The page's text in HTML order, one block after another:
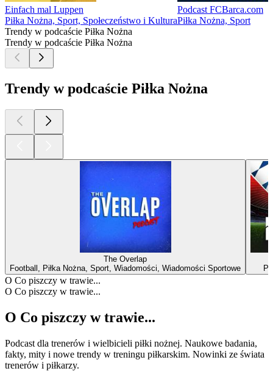
Einfach mal Luppen
Piłka Nożna, Sport, Społeczeństwo i Kultura
Podcast FCBarca.com
Piłka Nożna, Sport
Trendy w podcaście Piłka Nożna
Trendy w podcaście Piłka Nożna
Trendy w podcaście Piłka Nożna
The Overlap
Football, Piłka Nożna, Sport, Wiadomości, Wiadomości Sportowe
O Co piszczy w trawie...
O Co piszczy w trawie...
O Co piszczy w trawie...
Podcast dla trenerów i wielbicieli piłki nożnej. Naukowe badania,
fakty, mity i nowe trendy w treningu piłkarskim. Nowinki ze świata
trenerów i piłkarzy.